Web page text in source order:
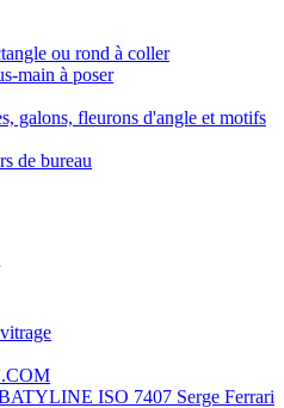
ou rond à coller
main à poser
galons, fleurons d'angle et motifs
de bureau
ISO 7407 Serge Ferrari